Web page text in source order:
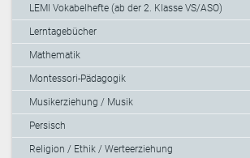
LEMI Vokabelhefte (ab der 2. Klasse VS/ASO)
Lerntagebücher
Mathematik
Montessori-Pädagogik
Musikerziehung / Musik
Persisch
Religion / Ethik / Werteerziehung